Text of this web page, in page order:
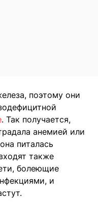
поэтому они
. Так получается,
анемией или
питалась
также
болеющие
и